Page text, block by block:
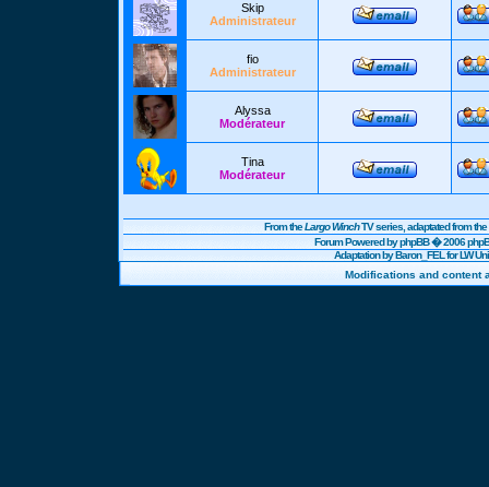
Skip
Administrateur
fio
Administrateur
Alyssa
Modérateur
Tina
Modérateur
From theLargo WinchTV series, adaptated from
Forum Powered byphpBB� 2006
Adaptation by Baron_FEL for LW
Modifications and content